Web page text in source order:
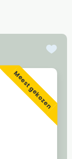
Meest gekozen